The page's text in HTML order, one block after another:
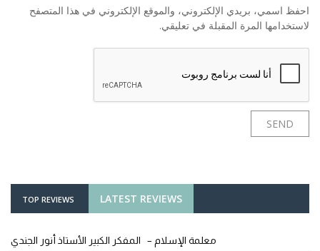
احفظ اسمي، بريدي الإلكتروني، والموقع الإلكتروني في هذا المتصفح
لاستخدامها المرة المقبلة في تعليقي.
LATEST REVIEWS
TOP REVIEWS
معلمة الإسلام – المفكر الكبير الأستاذ أنور الجندي